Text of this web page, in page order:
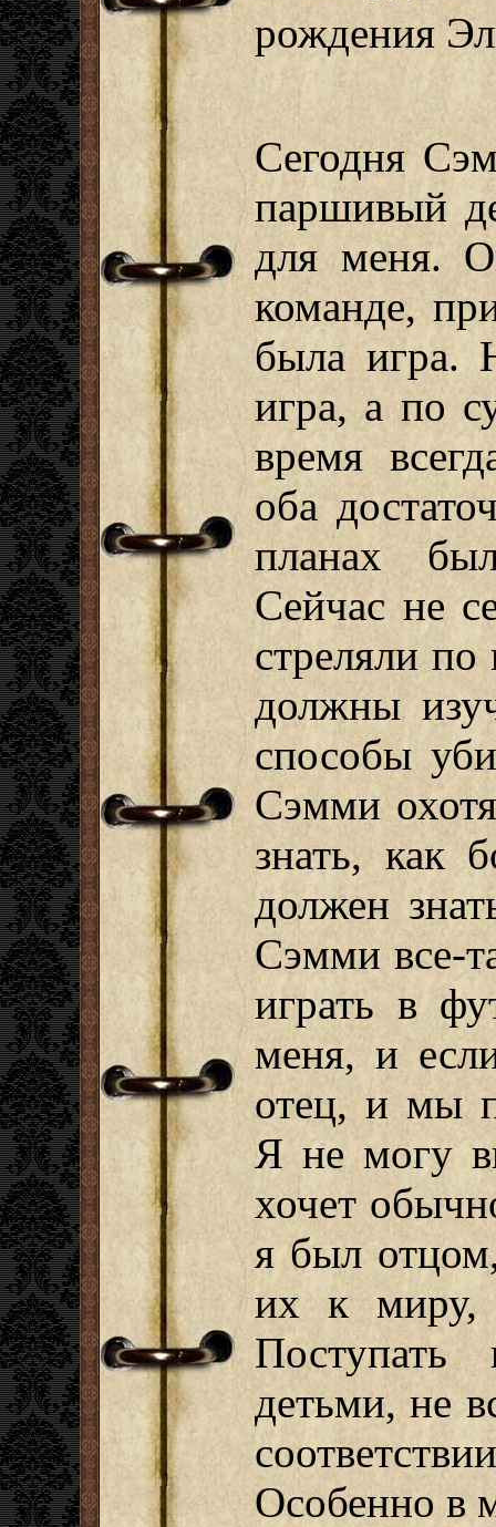
рождения
Сегодня
паршивый
для меня.
команде,
была игра.
игра, а по
время
оба
планах
Сейчас не
стреляли
должны
способы
Сэмми
знать, как
должен
Сэмми все-
играть в
меня, и
отец, и мы
Я не могу
хочет
я был
их к миру,
Поступать
детьми, не
Особенно в